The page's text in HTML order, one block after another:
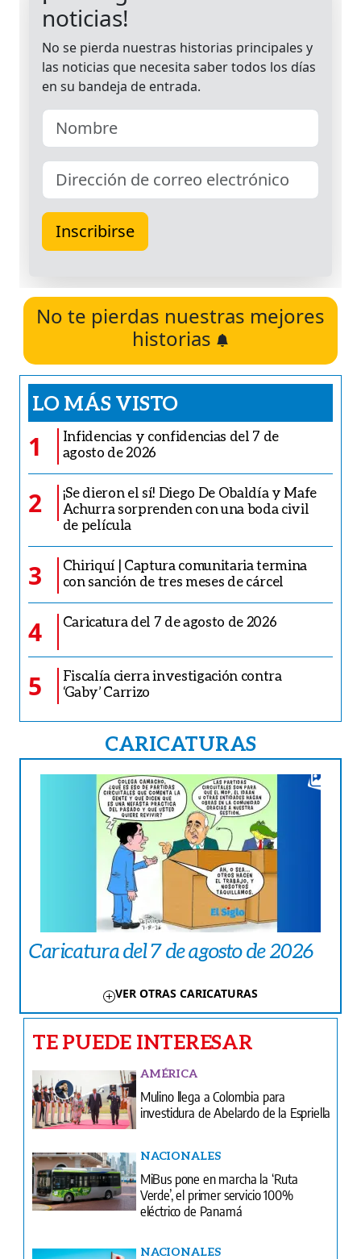
No te pierdas nuestras mejores
historias
LO MÁS VISTO
1
Infidencias y confidencias del 7 de
agosto de 2026
2
¡Se dieron el sí! Diego De Obaldía y Mafe
Achurra sorprenden con una boda civil
de película
3
Chiriquí | Captura comunitaria termina
con sanción de tres meses de cárcel
4 Caricatura del 7 de agosto de 2026
5
Fiscalía cierra investigación contra
‘Gaby’ Carrizo
CARICATURAS
Caricatura del 7 de agosto de 2026
VER OTRAS CARICATURAS
TE PUEDE INTERESAR
AMÉRICA
Mulino llega a Colombia para
investidura de Abelardo de la Espriella
NACIONALES
MiBus pone en marcha la ‘Ruta
Verde’, el primer servicio 100%
eléctrico de Panamá
NACIONALES